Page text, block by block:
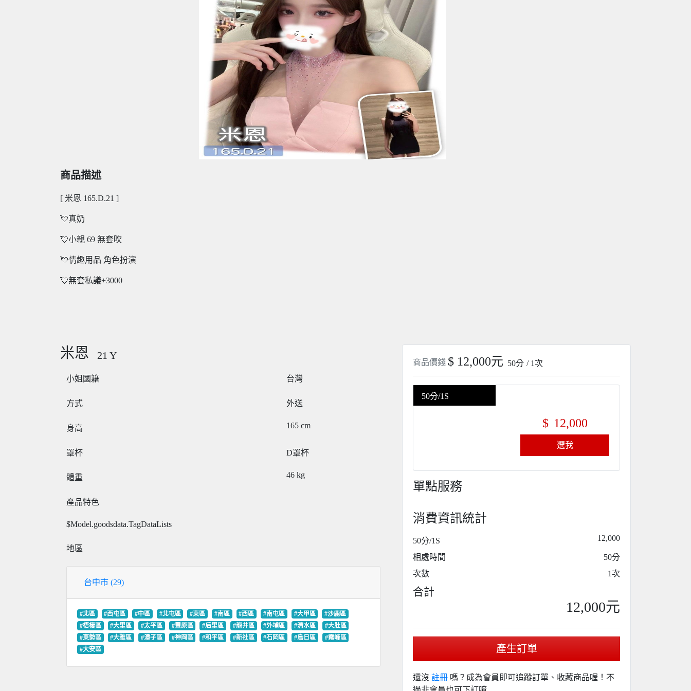
商品描述
[ 米恩 165.D.21 ]
💘真奶
💘小親 69 無套吹
💘情趣用品 角色扮演
💘無套私議+3000
米恩 21 Y
小姐國籍 台灣
方式 外送
身高 165 cm
罩杯 D罩杯
體重 46 kg
產品特色
$Model.goodsdata.TagDataLists
地區
台中市 (29)
#北區 #西屯區 #中區 #北屯區 #東區 #南區 #西區 #南屯區 #大甲區
#沙鹿區
#梧棲區
#大里區 #太平區 #豐原區 #后里區 #龍井區 #外埔區 #清水區
#大肚區
#東勢區
#大雅區 #潭子區 #神岡區 #和平區 #新社區 #石岡區 #烏日區
#霧峰區
#大安區
商品價錢 $ 12,000元 50分 / 1次
50分/1S
$ 12,000
選我
單點服務
消費資訊統計
50分/1S 12,000
相處時間
50分
次數
1次
合計
12,000元
產生訂單
還沒 註冊 嗎？成為會員即可追蹤訂單、收藏商品喔！不